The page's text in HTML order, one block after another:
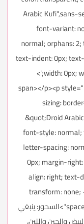
Arabic Kufi",sans-
font-variant:
normal; orphans:
text-indent: 0px;
width: 0px;
</span></p><p
sizing:
&quot;Droid
font-style:
letter-spacing:
0px; margin-
align: right; text-
transform:
space: normal; word-spacing: 0px;" dir="RTL">السحور: ينبغي